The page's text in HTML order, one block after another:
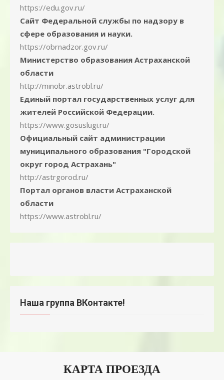
https://edu.gov.ru/
Сайт Федеральной службы по надзору в
сфере образования и науки.
https://obrnadzor.gov.ru/
Министерство образования Астраханской
области
http://minobr.astrobl.ru/
Единый портал государственных услуг для
жителей Российской Федерации.
https://www.gosuslugi.ru/
Официальный сайт администрации
муниципального образования "Городской
округ город Астрахань"
http://astrgorod.ru/
Портал органов власти Астраханской
области
https://www.astrobl.ru/
Наша группа ВКонтакте!
КАРТА ПРОЕЗДА